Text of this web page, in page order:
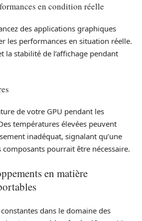
en condition réelle
des applications graphiques
les performances en situation réelle.
la stabilité de l’affichage pendant
de votre GPU pendant les
températures élevées peuvent
inadéquat, signalant qu’une
pourrait être nécessaire.
en matière
dans le domaine des